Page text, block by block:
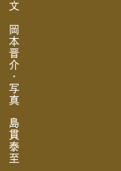
マーケテ
文 岡本晋介・写真 島貫泰至